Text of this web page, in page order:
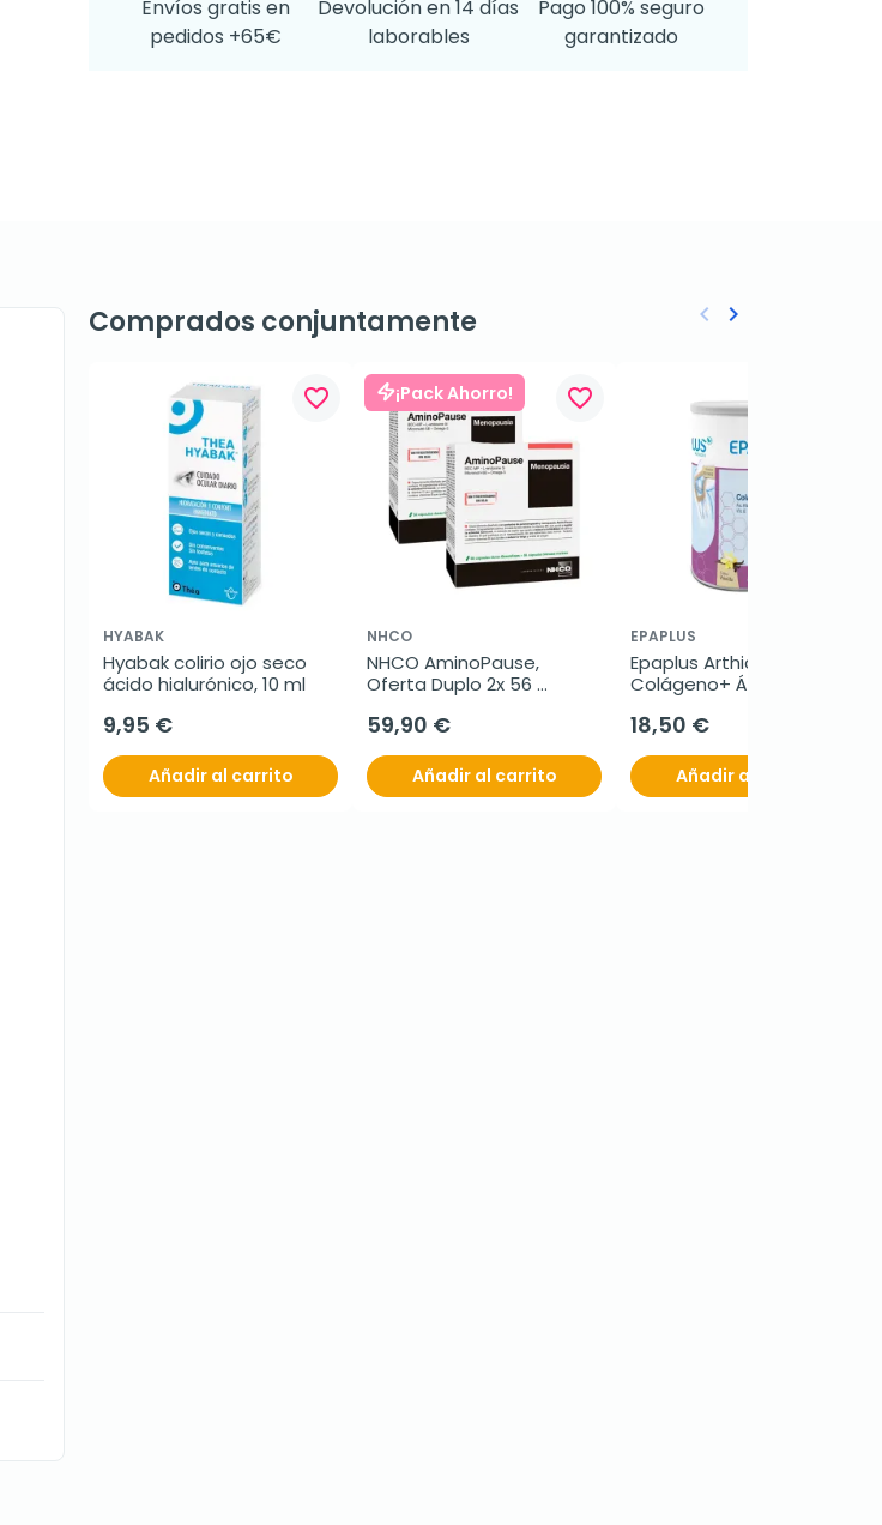
Envíos gratis en
pedidos +65€
Devolución en 14 días
laborables
Pago 100% seguro
garantizado
Comprados conjuntamente
favorite_border
HYABAK
Hyabak colirio ojo seco
ácido hialurónico, 10 ml
9,95 €
Añadir al carrito
¡Pack Ahorro! favorite_border
NHCO
NHCO AminoPause,
Oferta Duplo 2x 56
marinas
59,90 €
Añadir al carrito
EPAPLUS
Epaplus Arthicare
Colágeno+ Ác.
18,50 €
Añadir al carrito
Anterior
keyboard_arrow_left Siguiente
keyboard_arrow_right